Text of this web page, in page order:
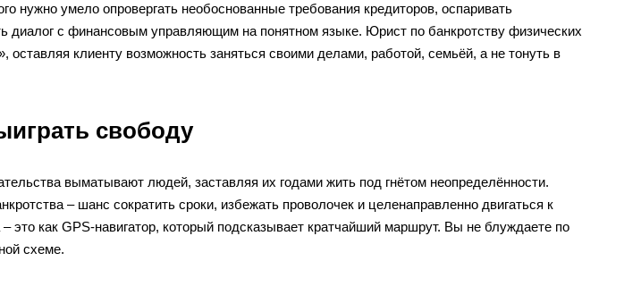
нужно умело опровергать необоснованные требования кредиторов, оспаривать
диалог с финансовым управляющим на понятном языке. Юрист по банкротству физических
оставляя клиенту возможность заняться своими делами, работой, семьёй, а не тонуть в
свободу
выматывают людей, заставляя их годами жить под гнётом неопределённости.
– шанс сократить сроки, избежать проволочек и целенаправленно двигаться к
это как GPS-навигатор, который подсказывает кратчайший маршрут. Вы не блуждаете по
схеме.